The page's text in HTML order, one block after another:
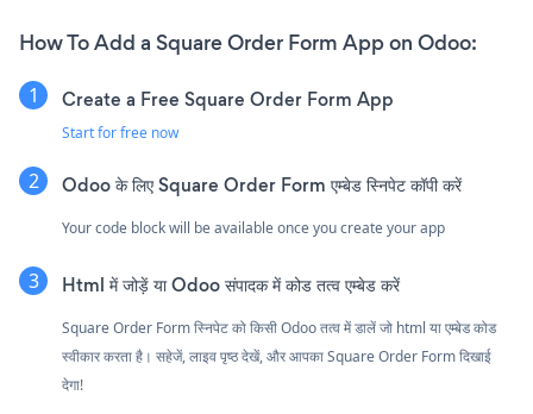
How To Add a Square Order Form App on Odoo:
Create a Free Square Order Form App
Start for free now
Odoo के लिए Square Order Form एम्बेड स्निपेट कॉपी करें
Your code block will be available once you create your app
Html में जोड़ें या Odoo संपादक में कोड तत्व एम्बेड करें
Square Order Form स्निपेट को किसी Odoo तत्व में डालें जो html या एम्बेड कोड
स्वीकार करता है। सहेजें, लाइव पृष्ठ देखें, और आपका Square Order Form दिखाई
देगा!